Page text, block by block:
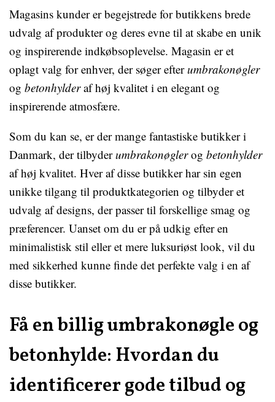
Magasins kunder er begejstrede for butikkens brede
udvalg af produkter og deres evne til at skabe en unik
og inspirerende indkøbsoplevelse. Magasin er et
oplagt valg for enhver, der søger efterumbrakonøgler
og betonhylderaf høj kvalitet i en elegant og
inspirerende atmosfære.
Som du kan se, er der mange fantastiske butikker i
Danmark, der tilbyderumbrakonøglerog betonhylder
af høj kvalitet. Hver af disse butikker har sin egen
unikke tilgang til produktkategorien og tilbyder et
udvalg af designs, der passer til forskellige smag og
præferencer. Uanset om du er på udkig efter en
minimalistisk stil eller et mere luksuriøst look, vil du
med sikkerhed kunne finde det perfekte valg i en af
disse butikker.
Få en billig umbrakonøgle og
betonhylde: Hvordan du
identificerer gode tilbud og